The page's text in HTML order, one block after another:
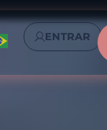
ENTRAR